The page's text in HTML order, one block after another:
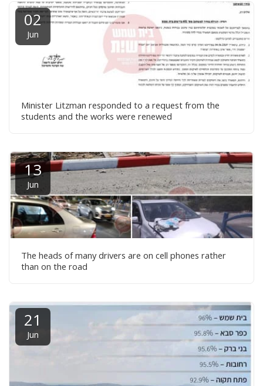
02
Jun
Minister Litzman responded to a request from the
students and the works were renewed
13
Jun
The heads of many drivers are on cell phones rather
than on the road
21
Jun